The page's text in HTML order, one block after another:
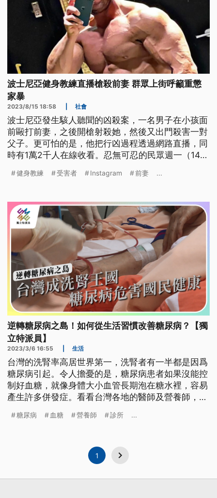
波士尼亞健身教練直播槍殺前妻 群眾上街呼籲重懲
家暴
2023/8/15 18:58 社會
波士尼亞發生駭人聽聞的凶殺案，一名男子在小孩面
前毆打前妻，之後開槍射殺她，然後又出門殺害一對
父子。更可怕的是，他把行凶過程透過網路直播，同
時有1萬2千人在線收看。忍無可忍的民眾週一（14
健身教練 受害者 Instagram 前妻 ...
逆轉糖尿病之島！如何從生活習慣改善糖尿病？【獨
立特派員】
2023/3/6 16:55 生活
台灣的洗腎率高居世界第一，洗腎者有一半都是因爲
糖尿病引起。令人擔憂的是，糖尿病患者如果沒能控
制好血糖，就像身體大小血管長期泡在糖水裡，容易
產生許多併發症。看看台灣各地的醫師及營養師，如
糖尿病 血糖 營養師 診所 ...
1